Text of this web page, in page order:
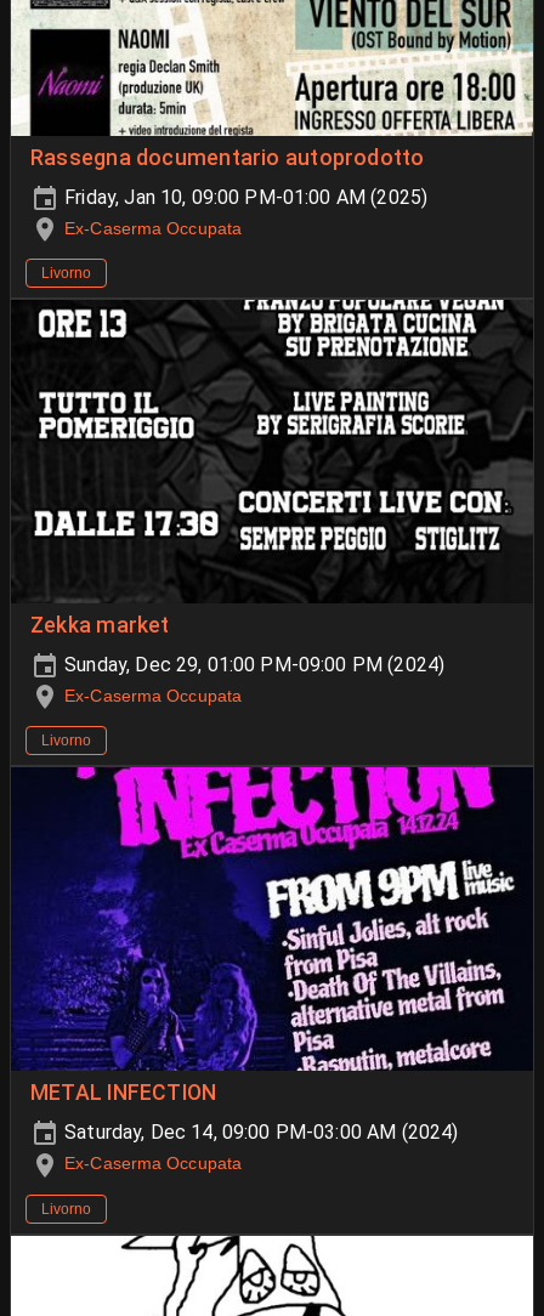
Rassegna documentario autoprodotto
Friday, Jan 10, 09:00 PM-01:00 AM (2025)
Ex-Caserma Occupata
Livorno
Zekka market
Sunday, Dec 29, 01:00 PM-09:00 PM (2024)
Ex-Caserma Occupata
Livorno
METAL INFECTION
Saturday, Dec 14, 09:00 PM-03:00 AM (2024)
Ex-Caserma Occupata
Livorno